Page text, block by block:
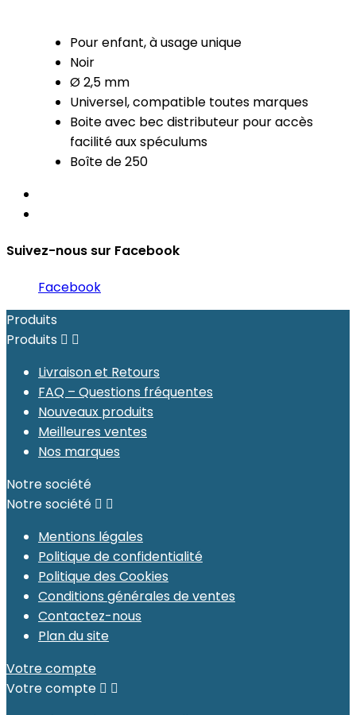
Pour enfant, à usage unique
Noir
Ø 2,5 mm
Universel, compatible toutes marques
Boite avec bec distributeur pour accès
facilité aux spéculums
Boîte de 250
Suivez-nous sur Facebook
Facebook
Produits
Produits  
Livraison et Retours
FAQ – Questions fréquentes
Nouveaux produits
Meilleures ventes
Nos marques
Notre société
Notre société  
Mentions légales
Politique de confidentialité
Politique des Cookies
Conditions générales de ventes
Contactez-nous
Plan du site
Votre compte
Votre compte  